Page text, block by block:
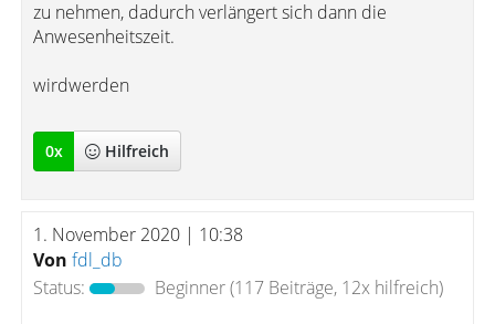
zu nehmen, dadurch verlängert sich dann die
Anwesenheitszeit.
wirdwerden
0x Hilfreich
1. November 2020 | 10:38
Von fdl_db
Status:
Beginner(117 Beiträge, 12x hilfreich)